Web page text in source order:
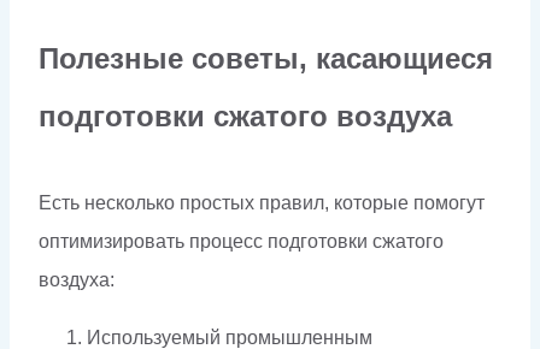
Полезные советы, касающиеся
подготовки сжатого воздуха
Есть несколько простых правил, которые помогут
оптимизировать процесс подготовки сжатого
воздуха:
Используемый промышленным